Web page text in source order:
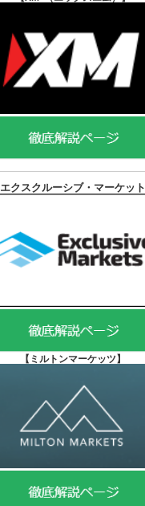
エクスクルーシブ・マーケット
【 ミルトンマーケッツ】